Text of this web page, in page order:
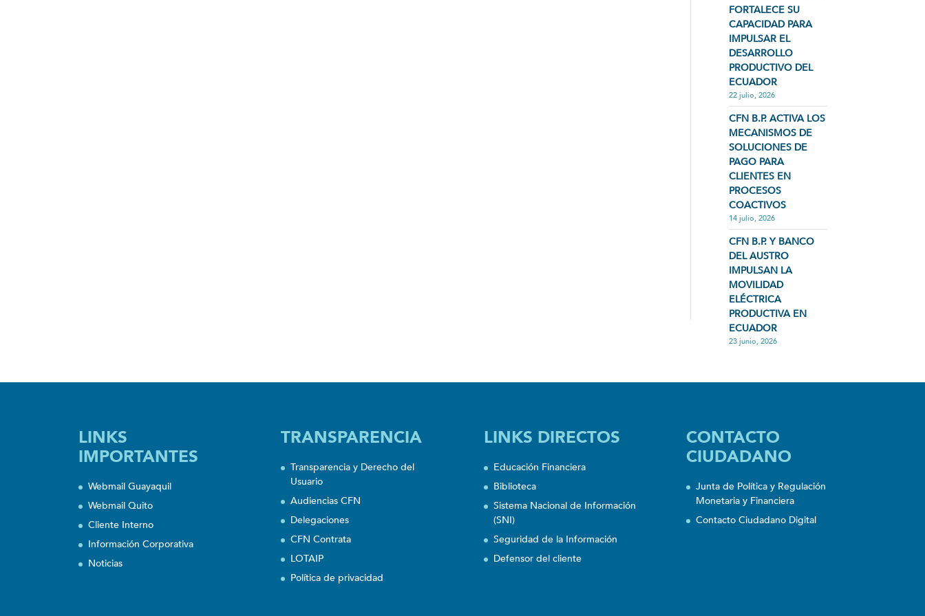
FORTALECE SU
CAPACIDAD PARA
IMPULSAR EL
DESARROLLO
PRODUCTIVO DEL
ECUADOR
22 julio, 2026
CFN B.P. ACTIVA LOS
MECANISMOS DE
SOLUCIONES DE
PAGO PARA
CLIENTES EN
PROCESOS
COACTIVOS
14 julio, 2026
CFN B.P. Y BANCO
DEL AUSTRO
IMPULSAN LA
MOVILIDAD
ELÉCTRICA
PRODUCTIVA EN
ECUADOR
23 junio, 2026
LINKS
IMPORTANTES
Webmail Guayaquil
Webmail Quito
Cliente Interno
Información Corporativa
Noticias
TRANSPARENCIA
Transparencia y Derecho del
Usuario
Audiencias CFN
Delegaciones
CFN Contrata
LOTAIP
Política de privacidad
LINKS DIRECTOS
Educación Financiera
Biblioteca
Sistema Nacional de Información
(SNI)
Seguridad de la Información
Defensor del cliente
CONTACTO
CIUDADANO
Junta de Política y Regulación
Monetaria y Financiera
Contacto Ciudadano Digital